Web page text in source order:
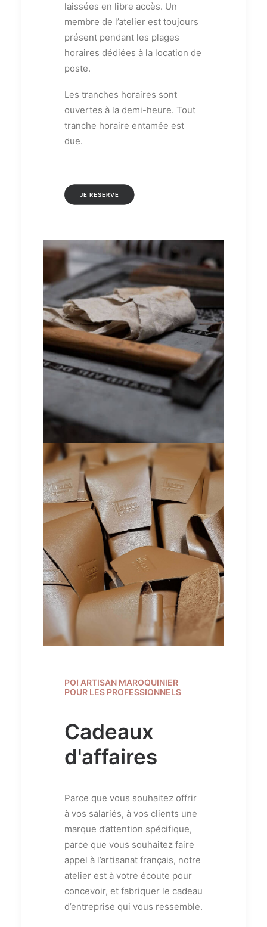
laissées en libre accès. Un
membre de l’atelier est toujours
présent pendant les plages
horaires dédiées à la location de
poste.
Les tranches horaires sont
ouvertes à la demi-heure. Tout
tranche horaire entamée est
due.
JE RESERVE
PO! ARTISAN MAROQUINIER
POUR LES PROFESSIONNELS
Cadeaux
d'affaires
Parce que vous souhaitez offrir
à vos salariés, à vos clients une
marque d’attention spécifique,
parce que vous souhaitez faire
appel à l’artisanat français, notre
atelier est à votre écoute pour
concevoir, et fabriquer le cadeau
d’entreprise qui vous ressemble.